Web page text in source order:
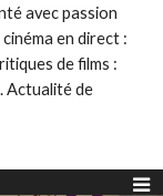
avec passion
en direct :
de films :
Actualité de